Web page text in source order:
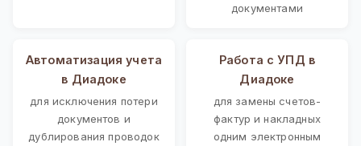
документами
Автоматизация учета
в Диадоке
для исключения потери
документов и
дублирования проводок
Работа с УПД в
Диадоке
для замены счетов-
фактур и накладных
одним электронным